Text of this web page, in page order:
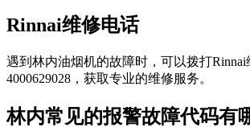
Rinnai维修电话
遇到林内油烟机的故障时，可以拨打Rinnai
4000629028，获取专业的维修服务。
林内常见的报警故障代码有